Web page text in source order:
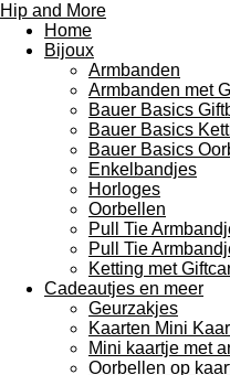
Hip and More
Home
Bijoux
Armbanden
Armbanden met
Bauer Basics
Bauer Basics
Bauer Basics
Enkelbandjes
Horloges
Oorbellen
Pull Tie
Pull Tie
Ketting met
Cadeautjes en meer
Geurzakjes
Kaarten Mini
Mini kaartje met
Oorbellen op